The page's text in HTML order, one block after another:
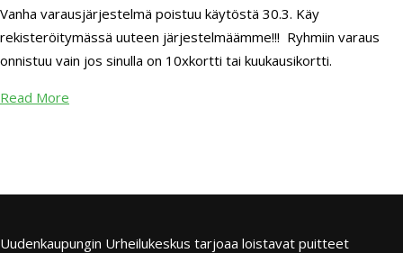
Vanha varausjärjestelmä poistuu käytöstä 30.3. Käy
rekisteröitymässä uuteen järjestelmäämme!!! Ryhmiin varaus
onnistuu vain jos sinulla on 10xkortti tai kuukausikortti.
Read More
Uudenkaupungin Urheilukeskus tarjoaa loistavat puitteet